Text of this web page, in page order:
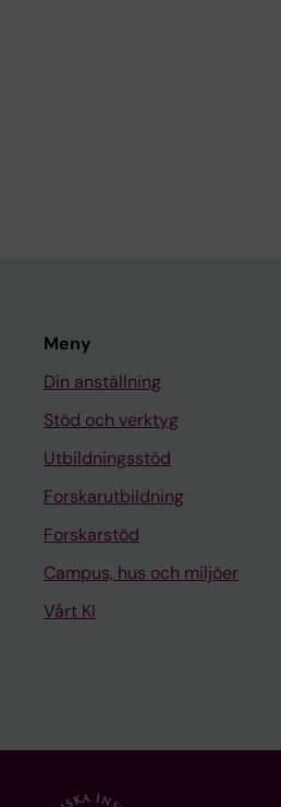
Meny
Din anställning
Stöd och verktyg
Utbildningsstöd
Forskarutbildning
Forskarstöd
Campus, hus och miljöer
Vårt KI